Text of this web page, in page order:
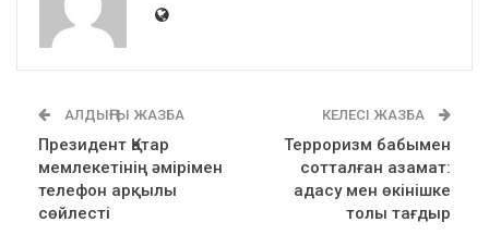
АЛДЫҢҒЫ ЖАЗБА
Президент Қатар
мемлекетінің әмірімен
телефон арқылы
сөйлесті
КЕЛЕСІ ЖАЗБА
Терроризм бабымен
сотталған азамат:
адасу мен өкінішке
толы тағдыр